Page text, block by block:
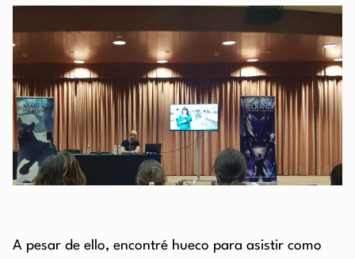
A pesar de ello, encontré hueco para asistir como